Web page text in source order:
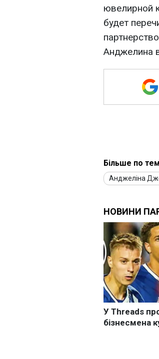
ювелирной
будет
Анджелина
Більше по
Анджеліна